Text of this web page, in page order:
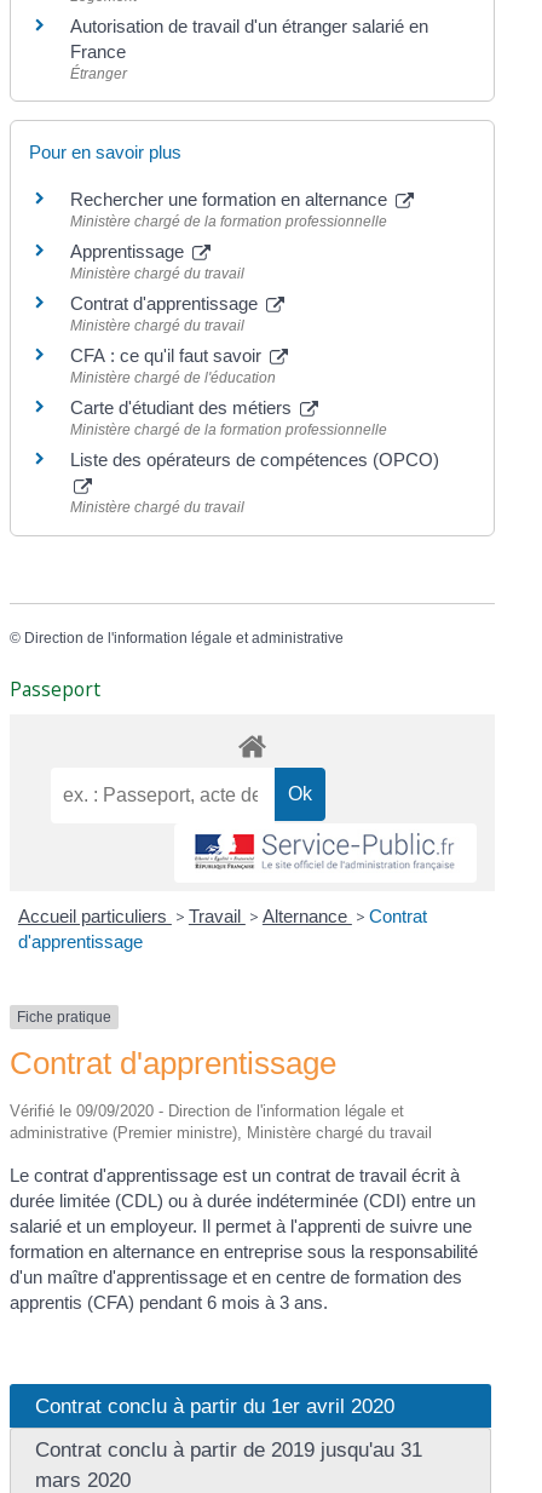
Autorisation de travail d'un étranger salarié en
France
Étranger
Pour en savoir plus
Rechercher une formation en alternance
Ministère chargé de la formation professionnelle
Apprentissage
Ministère chargé du travail
Contrat d'apprentissage
Ministère chargé du travail
CFA : ce qu'il faut savoir
Ministère chargé de l'éducation
Carte d'étudiant des métiers
Ministère chargé de la formation professionnelle
Liste des opérateurs de compétences (OPCO)
Ministère chargé du travail
© Direction de l'information légale et administrative
Passeport
Accueil particuliers > Travail > Alternance > Contrat
d'apprentissage
Fiche pratique
Contrat d'apprentissage
Vérifié le 09/09/2020 - Direction de l'information légale et
administrative (Premier ministre), Ministère chargé du travail
Le contrat d'apprentissage est un contrat de travail écrit à
durée limitée (CDL) ou à durée indéterminée (CDI) entre un
salarié et un employeur. Il permet à l'apprenti de suivre une
formation en alternance en entreprise sous la responsabilité
d'un maître d'apprentissage et en centre de formation des
apprentis (CFA) pendant 6 mois à 3 ans.
Contrat conclu à partir du 1er avril 2020
Contrat conclu à partir de 2019 jusqu'au 31
mars 2020